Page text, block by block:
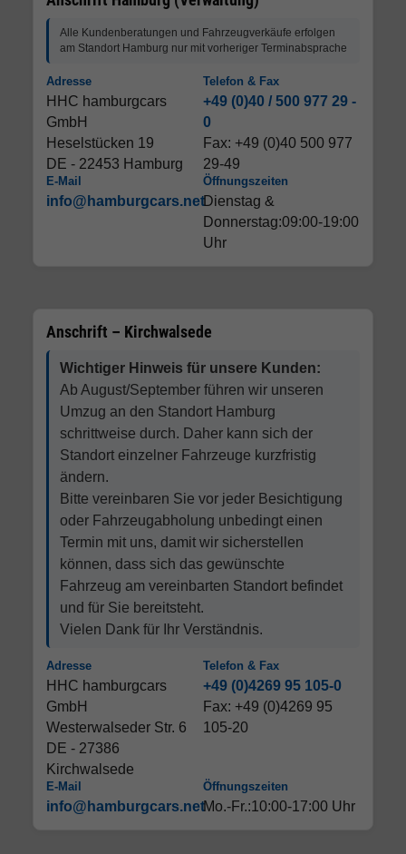
Alle Kundenberatungen und Fahrzeugverkäufe erfolgen
am Standort Hamburg nur mit vorheriger Terminabsprache
Adresse
HHC hamburgcars
GmbH
Heselstücken 19
DE - 22453 Hamburg
Telefon & Fax
+49 (0)40 / 500 977 29 -
0
Fax: +49 (0)40 500 977
29-49
E-Mail
info@hamburgcars.net
Öffnungszeiten
Dienstag &
Donnerstag:09:00-19:00
Uhr
Anschrift – Kirchwalsede
Wichtiger Hinweis für unsere Kunden:
Ab August/September führen wir unseren
Umzug an den Standort Hamburg
schrittweise durch. Daher kann sich der
Standort einzelner Fahrzeuge kurzfristig
ändern.
Bitte vereinbaren Sie vor jeder Besichtigung
oder Fahrzeugabholung unbedingt einen
Termin mit uns, damit wir sicherstellen
können, dass sich das gewünschte
Fahrzeug am vereinbarten Standort befindet
und für Sie bereitsteht.
Vielen Dank für Ihr Verständnis.
Adresse
HHC hamburgcars
GmbH
Westerwalseder Str. 6
DE - 27386
Kirchwalsede
Telefon & Fax
+49 (0)4269 95 105-0
Fax: +49 (0)4269 95
105-20
E-Mail
info@hamburgcars.net
Öffnungszeiten
Mo.-Fr.:10:00-17:00 Uhr